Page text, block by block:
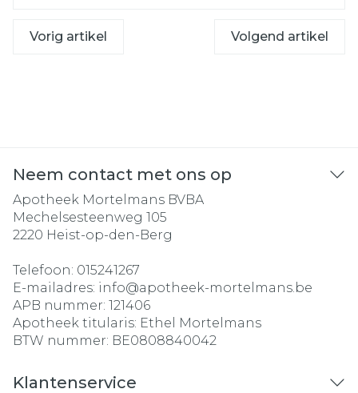
Vorig artikel Volgend artikel
Neem contact met ons op
Apotheek Mortelmans BVBA
Mechelsesteenweg 105
2220 Heist-op-den-Berg
Telefoon: 015241267
E-mailadres: info@apotheek-mortelmans.be
APB nummer: 121406
Apotheek titularis: Ethel Mortelmans
BTW nummer: BE0808840042
Klantenservice